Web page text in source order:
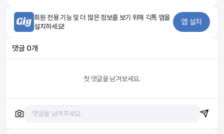
회원 전용 기능 및 더 많은 정보를 보기 위해 긱톡 앱을
설치하세요!
앱 설치
댓글 0개
첫 댓글을 남겨보세요.